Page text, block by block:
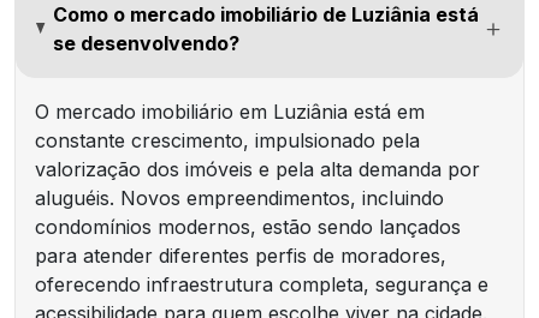
Como o mercado imobiliário de Luziânia está
se desenvolvendo?
O mercado imobiliário em Luziânia está em
constante crescimento, impulsionado pela
valorização dos imóveis e pela alta demanda por
aluguéis. Novos empreendimentos, incluindo
condomínios modernos, estão sendo lançados
para atender diferentes perfis de moradores,
oferecendo infraestrutura completa, segurança e
acessibilidade para quem escolhe viver na cidade.